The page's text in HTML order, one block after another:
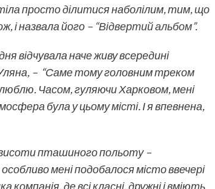
просто ділитися наболілим, тим, що
і назвала його – “Відвертий альбом”.
відчувала наче живу всередині
Уляна, – “Саме тому головним треком
Часом, гуляючи Харковом, мені
була у цьому місті. І я впевнена,
висоти пташиного польоту –
мені подобалося місто ввечері
де всі класні, дружні і вміють